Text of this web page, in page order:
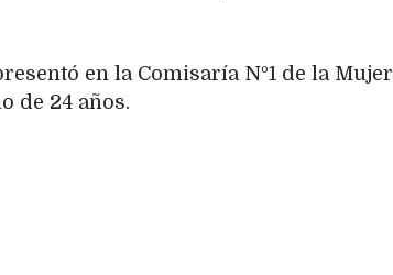
en la Comisaría Nº1 de la Mujer
de 24 años.